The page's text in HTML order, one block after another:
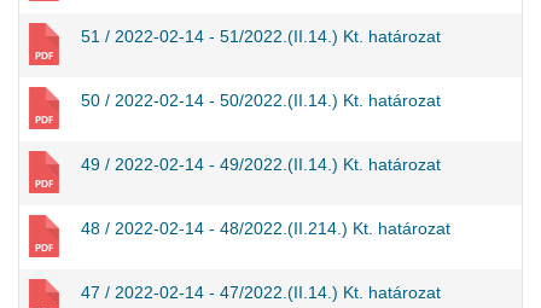
51 / 2022-02-14 - 51/2022.(II.14.) Kt. határozat
50 / 2022-02-14 - 50/2022.(II.14.) Kt. határozat
49 / 2022-02-14 - 49/2022.(II.14.) Kt. határozat
48 / 2022-02-14 - 48/2022.(II.214.) Kt. határozat
47 / 2022-02-14 - 47/2022.(II.14.) Kt. határozat